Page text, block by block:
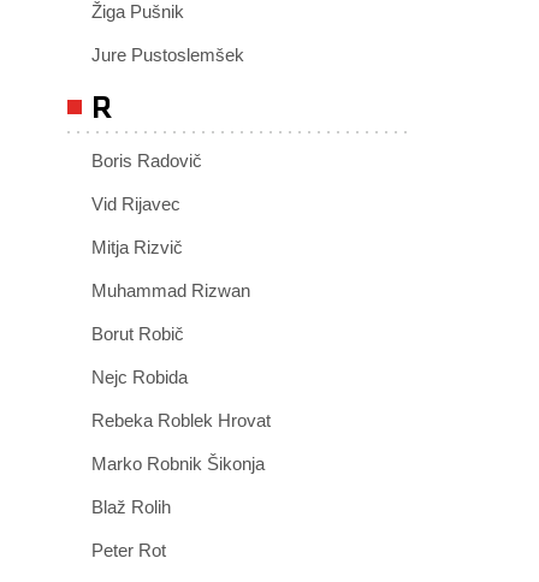
Žiga Pušnik
Jure Pustoslemšek
R
Boris Radovič
Vid Rijavec
Mitja Rizvič
Muhammad Rizwan
Borut Robič
Nejc Robida
Rebeka Roblek Hrovat
Marko Robnik Šikonja
Blaž Rolih
Peter Rot